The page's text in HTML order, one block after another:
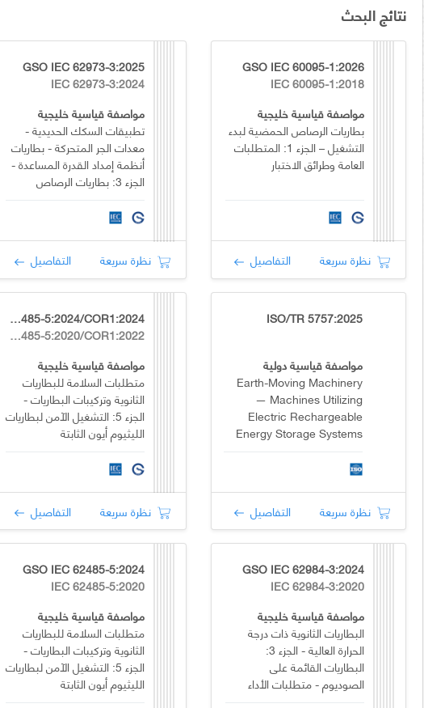
نتائج البحث
GSO IEC 60095-1:2026
IEC 60095-1:2018
مواصفة قياسية خليجية
بطاريات الرصاص الحمضية لبدء
التشغيل – الجزء 1: المتطلبات
العامة وطرائق الاختبار
نظرة سريعة التفاصيل
GSO IEC 62973-3:2025
IEC 62973-3:2024
مواصفة قياسية خليجية
تطبيقات السكك الحديدية -
معدات الجر المتحركة - بطاريات
أنظمة إمداد القدرة المساعدة -
الجزء 3: بطاريات الرصاص
نظرة سريعة التفاصيل
ISO/TR 5757:2025
مواصفة قياسية دولية
Earth-Moving Machinery
— Machines Utilizing
Electric Rechargeable
Energy Storage Systems
نظرة سريعة التفاصيل
GSO IEC 62485-5:2024/COR1:2024
IEC 62485-5:2020/COR1:2022
مواصفة قياسية خليجية
متطلبات السلامة للبطاريات
الثانوية وتركيبات البطاريات -
الجزء 5: التشغيل الآمن لبطاريات
الليثيوم أيون الثابتة
نظرة سريعة التفاصيل
GSO IEC 62984-3:2024
IEC 62984-3:2020
مواصفة قياسية خليجية
البطاريات الثانوية ذات درجة
الحرارة العالية - الجزء 3:
البطاريات القائمة على
الصوديوم - متطلبات الأداء
GSO IEC 62485-5:2024
IEC 62485-5:2020
مواصفة قياسية خليجية
متطلبات السلامة للبطاريات
الثانوية وتركيبات البطاريات -
الجزء 5: التشغيل الآمن لبطاريات
الليثيوم أيون الثابتة